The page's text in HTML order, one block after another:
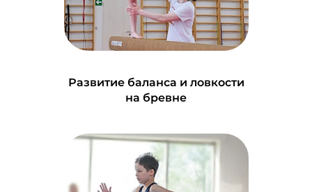
Развитие баланса и ловкости
на бревне